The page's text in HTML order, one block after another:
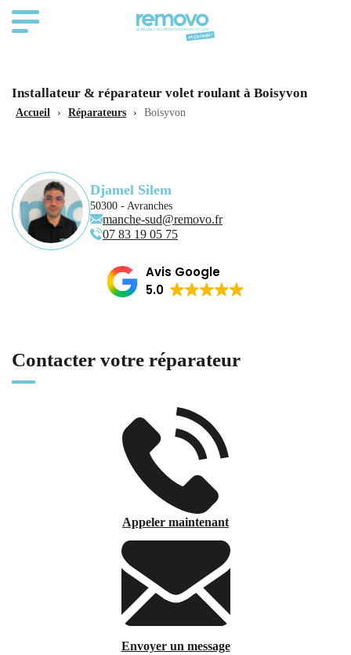
Installateur & réparateur volet roulant à Boisyvon
Accueil › Réparateurs › Boisyvon
Djamel Silem
50300 - Avranches
manche-sud@removo.fr
07 83 19 05 75
Avis Google
5.0
Contacter votre réparateur
Appeler maintenant
Envoyer un message